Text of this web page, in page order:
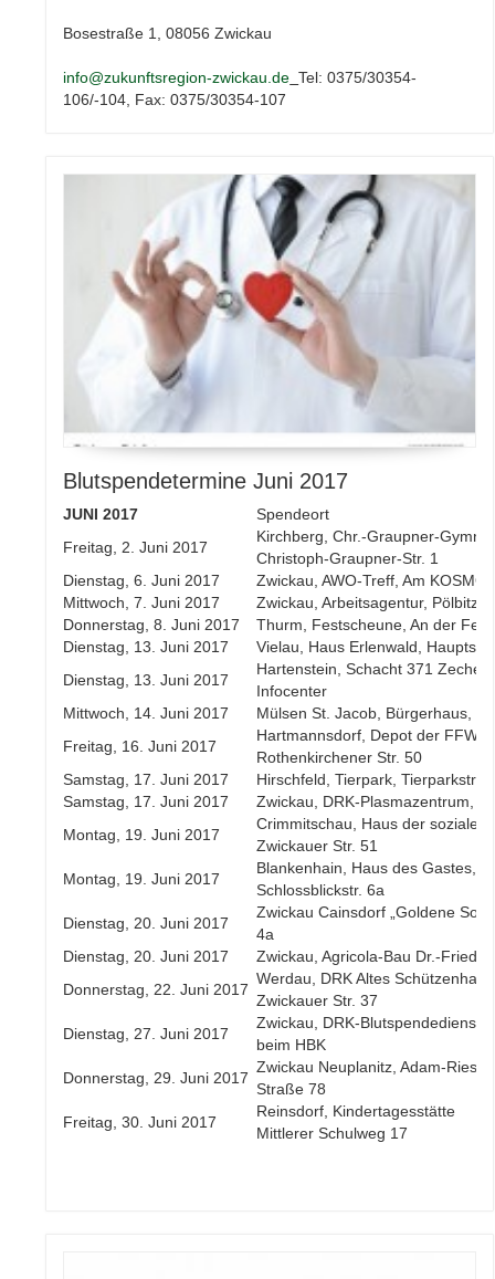
Bosestraße 1, 08056 Zwickau
info@zukunftsregion-zwickau.de Tel: 0375/30354-
106/-104, Fax: 0375/30354-107
Blutspendetermine Juni 2017
JUNI 2017
Spendeort
Freitag, 2. Juni 2017
Kirchberg, Chr.-Graupner-
Christoph-Graupner-Str. 1
Dienstag, 6. Juni 2017
Zwickau, AWO-Treff, Am
Mittwoch, 7. Juni 2017
Zwickau, Arbeitsagentur,
Donnerstag, 8. Juni 2017
Thurm, Festscheune, An der
Dienstag, 13. Juni 2017
Vielau, Haus Erlenwald,
Dienstag, 13. Juni 2017
Hartenstein, Schacht 371
Infocenter
Mittwoch, 14. Juni 2017
Mülsen St. Jacob, Bürgerhaus,
Freitag, 16. Juni 2017
Hartmannsdorf, Depot der FFW,
Rothenkirchener Str. 50
Samstag, 17. Juni 2017
Hirschfeld, Tierpark, Tierparkstr.
Samstag, 17. Juni 2017
Zwickau, DRK-Plasmazentrum,
Montag, 19. Juni 2017
Crimmitschau, Haus der sozialen
Zwickauer Str. 51
Montag, 19. Juni 2017
Blankenhain, Haus des Gastes,
Schlossblickstr. 6a
Dienstag, 20. Juni 2017
Zwickau Cainsdorf „Goldene
4a
Dienstag, 20. Juni 2017
Zwickau, Agricola-Bau Dr.-
Donnerstag, 22. Juni 2017
Werdau, DRK Altes
Zwickauer Str. 37
Dienstag, 27. Juni 2017
Zwickau, DRK-Blutspendedienst,
beim HBK
Donnerstag, 29. Juni 2017
Zwickau Neuplanitz, Adam-Ries-
Straße 78
Freitag, 30. Juni 2017
Reinsdorf, Kindertagesstätte
Mittlerer Schulweg 17